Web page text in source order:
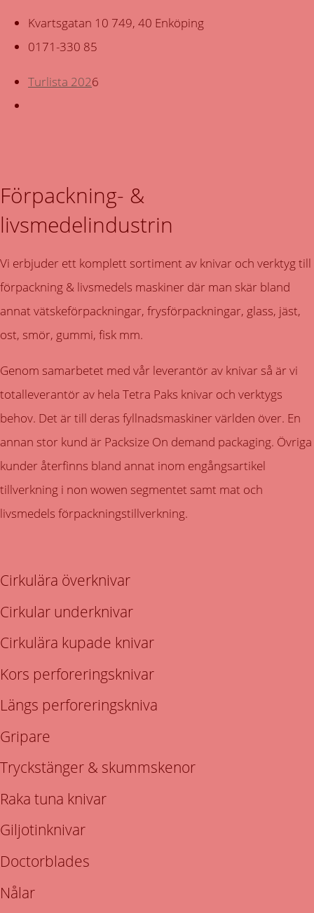
Kvartsgatan 10 749, 40 Enköping
0171-330 85
Turlista 2026
Förpackning- &
livsmedelindustrin
Vi erbjuder ett komplett sortiment av knivar och verktyg till
förpackning & livsmedels maskiner där man skär bland
annat vätskeförpackningar, frysförpackningar, glass, jäst,
ost, smör, gummi, fisk mm.
Genom samarbetet med vår leverantör av knivar så är vi
totalleverantör av hela Tetra Paks knivar och verktygs
behov. Det är till deras fyllnadsmaskiner världen över. En
annan stor kund är Packsize On demand packaging. Övriga
kunder återfinns bland annat inom engångsartikel
tillverkning i non wowen segmentet samt mat och
livsmedels förpackningstillverkning.
Cirkulära överknivar
Cirkular underknivar
Cirkulära kupade knivar
Kors perforeringsknivar
Längs perforeringskniva
Gripare
Tryckstänger & skummskenor
Raka tuna knivar
Giljotinknivar
Doctorblades
Nålar